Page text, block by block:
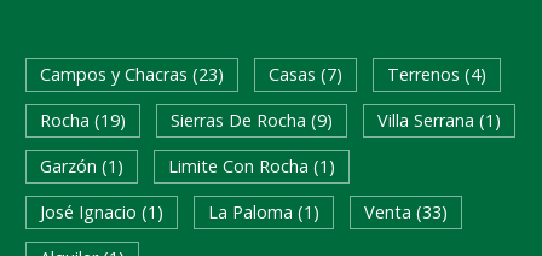
Campos y Chacras (23) Casas (7)
Terrenos (4)
Rocha (19)
Sierras De Rocha (9)
Villa Serrana (1)
Garzón (1)
Limite Con Rocha (1)
José Ignacio (1)
La Paloma (1)
Venta (33)